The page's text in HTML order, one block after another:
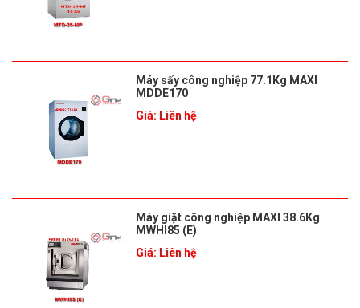
Máy sấy công nghiệp 77.1Kg MAXI
MDDE170
Giá: Liên hệ
Máy giặt công nghiệp MAXI 38.6Kg
MWHI85 (E)
Giá: Liên hệ